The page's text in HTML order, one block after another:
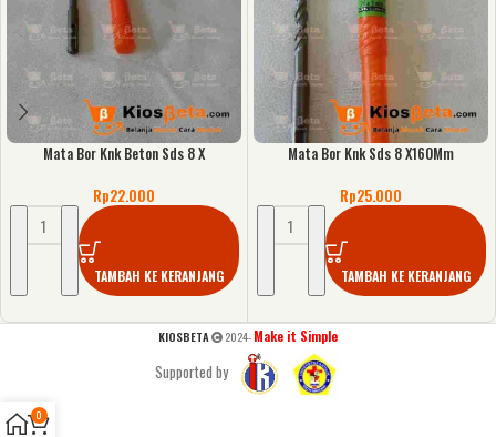
Mata Bor Knk Beton Sds 8 X
Rp22.000
TAMBAH KE KERANJANG
Mata Bor Knk Sds 8 X160Mm
Rp25.000
TAMBAH KE KERANJANG
KIOSBETA 2024- Make it Simple
Supported by
0